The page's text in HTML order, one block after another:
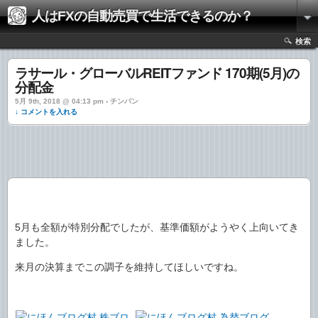
人はFXの自動売買で生活できるのか？
検索
ラサール・グローバルREITファンド 170期(5月)の
分配金
5月 9th, 2018 @ 04:13 pm › チンパン
↓ コメントを入れる
5月も全額が特別分配でしたが、基準価額がようやく上向いてき
ました。
来月の決算までこの調子を維持してほしいですね。